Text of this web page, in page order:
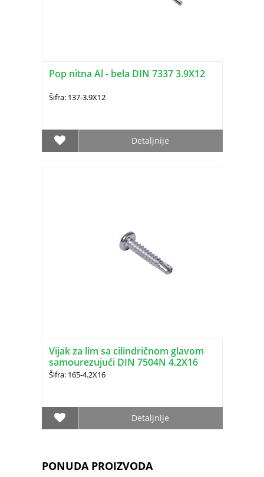
Pop nitna Al - bela DIN 7337 3.9X12
Šifra: 137-3.9X12
Detaljnije
Vijak za lim sa cilindričnom glavom
samourezujući DIN 7504N 4.2X16
Šifra: 165-4.2X16
Detaljnije
PONUDA PROIZVODA